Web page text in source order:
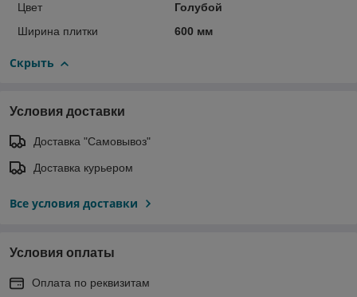
Цвет
Голубой
Ширина плитки
600 мм
Скрыть
Условия доставки
Доставка "Самовывоз"
Доставка курьером
Все условия доставки
Условия оплаты
Оплата по реквизитам